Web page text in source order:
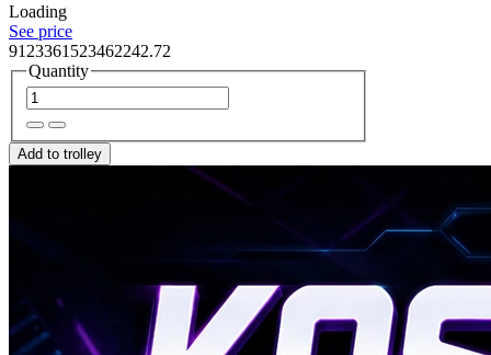
Loading
See price
9123361523462242.72
Quantity
Add to trolley